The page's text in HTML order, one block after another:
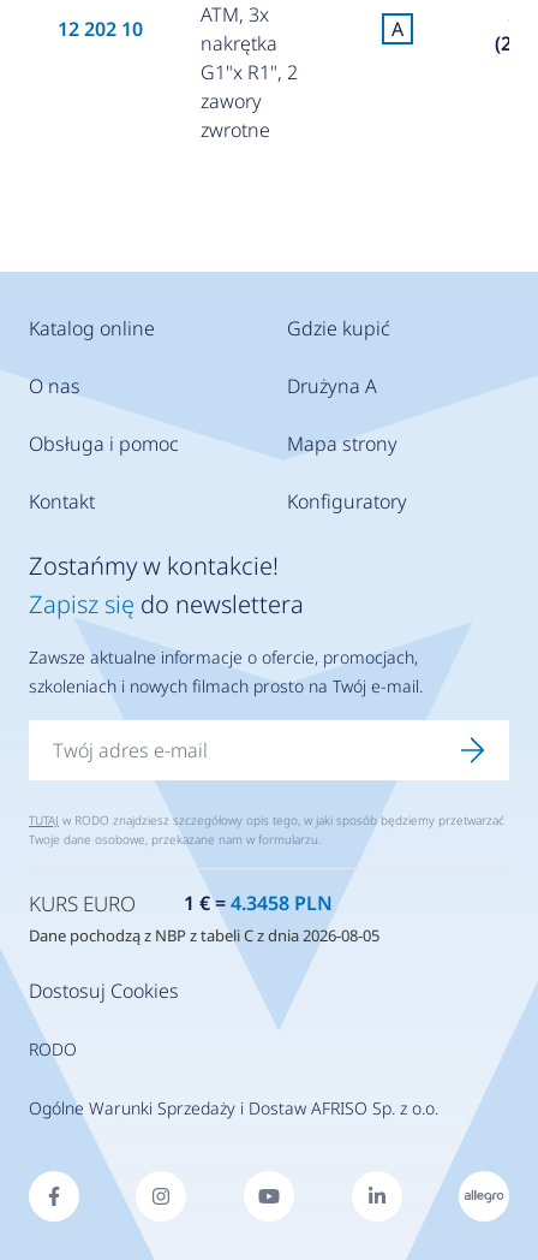
12 202 10
ATM, 3x
nakrętka
G1"x R1", 2
zawory
zwrotne
A
Katalog online
O nas
Obsługa i pomoc
Kontakt
Gdzie kupić
Drużyna A
Mapa strony
Konfiguratory
Dostosuj Cookies
RODO
Ogólne Warunki Sprzedaży i Dostaw AFRISO Sp. z o.o.
Zostańmy w kontakcie!
Zapisz się do newslettera
Zawsze aktualne informacje o ofercie, promocjach,
szkoleniach i nowych filmach prosto na Twój e-mail.
TUTAJ w RODO znajdziesz szczegółowy opis tego, w jaki sposób będziemy przetwarzać
Twoje dane osobowe, przekazane nam w formularzu.
KURS EURO 1 € =4.3458 PLN
Dane pochodzą z NBP z tabeli C z dnia 2026-08-05